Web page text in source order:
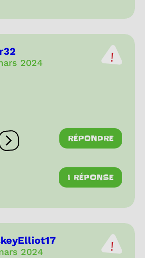
2024
Ouvrir les réactions
RÉPONDRE
1 RÉPONSE
2024